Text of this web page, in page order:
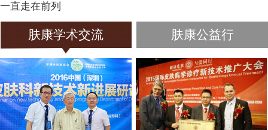
一直走在前列
肤康学术交流 肤康公益行